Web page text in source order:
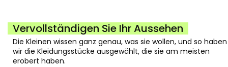
Vervollständigen Sie Ihr Aussehen
Die Kleinen wissen ganz genau, was sie wollen, und so haben
wir die Kleidungsstücke ausgewählt, die sie am meisten
erobert haben.